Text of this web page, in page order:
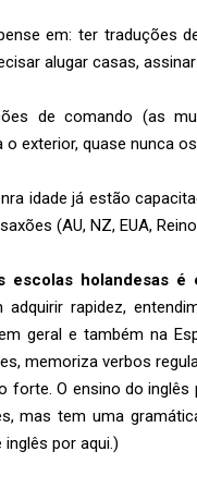
em: ter traduções
alugar casas,
de comando (as
exterior, quase nunca
idade já estão
(AU, NZ, EUA,
escolas holandesas
rapidez,
geral e também na
memoriza verbos
forte. O ensino do
mas tem uma
por aqui.)